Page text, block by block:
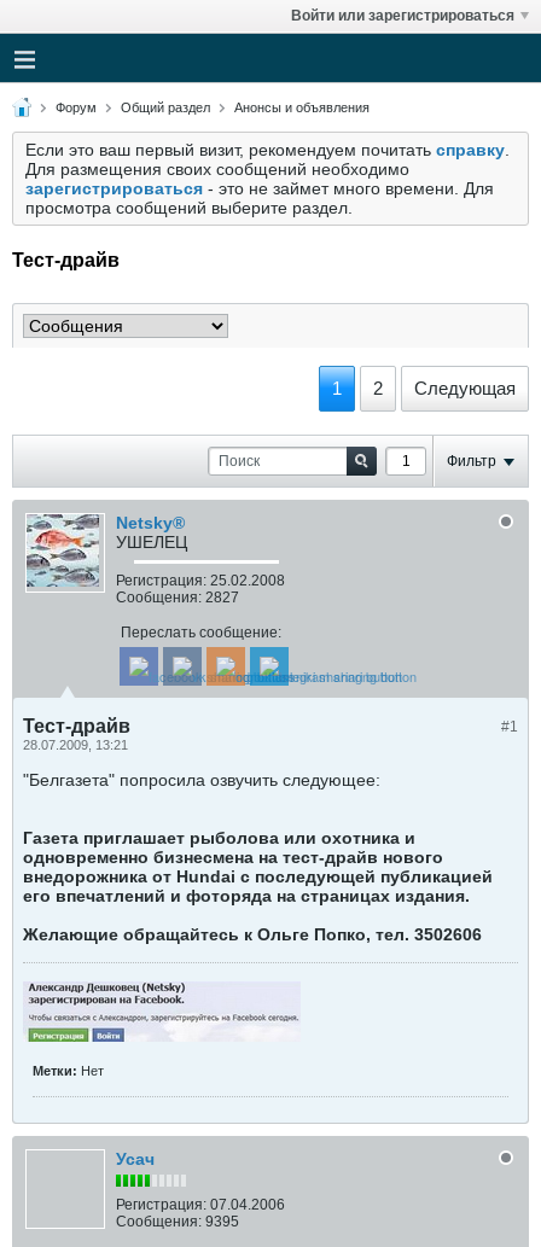
Войти или зарегистрироваться
Форум Общий раздел Анонсы и объявления
Если это ваш первый визит, рекомендуем почитать справку
Для размещения своих сообщений необходимо
зарегистрироваться - это не займет много времени. Для
просмотра сообщений выберите раздел.
Тест-драйв
1 2 Следующая
Фильтр
Netsky®
УШЕЛЕЦ
Регистрация: 25.02.2008
Сообщения: 2827
Переслать сообщение:
#1
Тест-драйв
28.07.2009, 13:21
"Белгазета" попросила озвучить следующее:
Газета приглашает рыболова или охотника и
одновременно бизнесмена на тест-драйв нового
внедорожника от Hundai с последующей публикацией
его впечатлений и фоторяда на страницах издания.
Желающие обращайтесь к Ольге Попко, тел. 3502606
Метки: Нет
Усач
Регистрация: 07.04.2006
Сообщения: 9395